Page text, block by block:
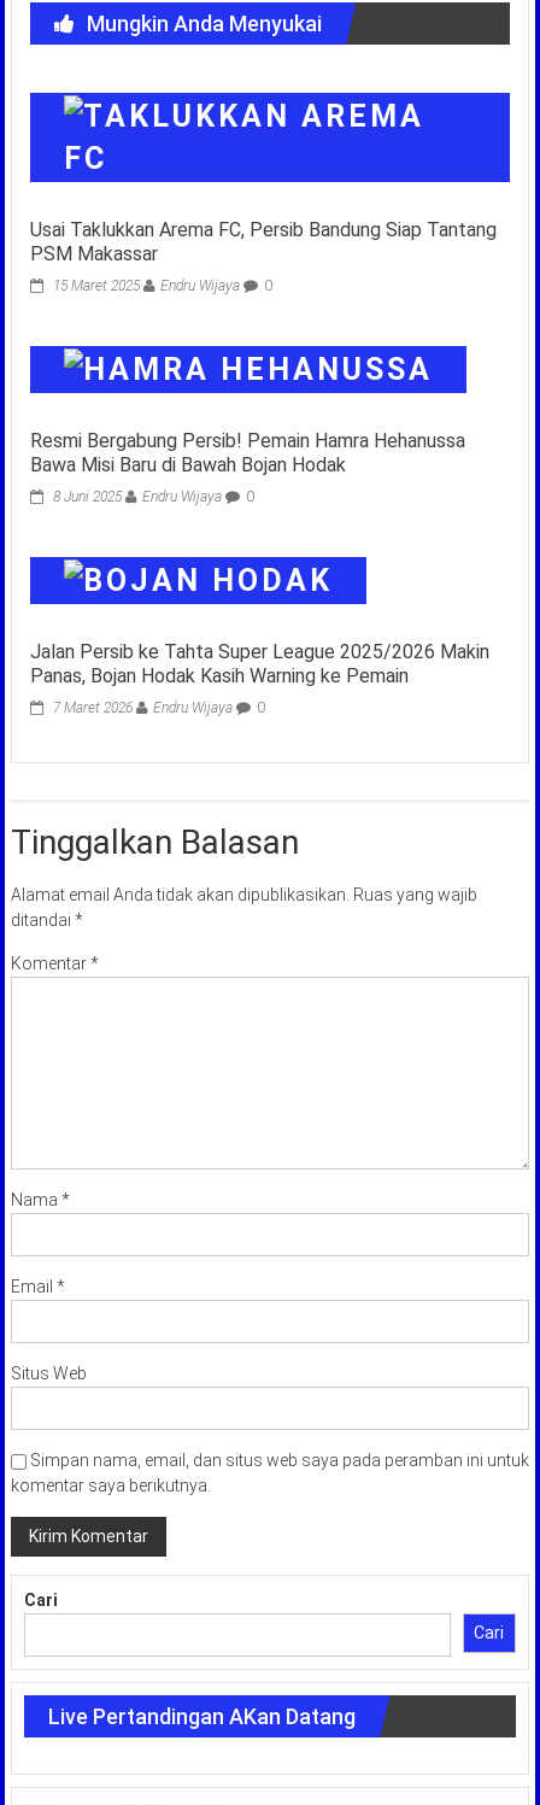
Mungkin Anda Menyukai
Usai Taklukkan Arema FC, Persib Bandung Siap Tantang
PSM Makassar
15 Maret 2025 Endru Wijaya 0
Resmi Bergabung Persib! Pemain Hamra Hehanussa
Bawa Misi Baru di Bawah Bojan Hodak
8 Juni 2025 Endru Wijaya 0
Jalan Persib ke Tahta Super League 2025/2026 Makin
Panas, Bojan Hodak Kasih Warning ke Pemain
7 Maret 2026 Endru Wijaya 0
Tinggalkan Balasan
Alamat email Anda tidak akan dipublikasikan. Ruas yang wajib
ditandai *
Komentar*
Nama *
Email *
Situs Web
Simpan nama, email, dan situs web saya pada peramban ini untuk
komentar saya berikutnya.
Cari
Cari
Live Pertandingan AKan Datang